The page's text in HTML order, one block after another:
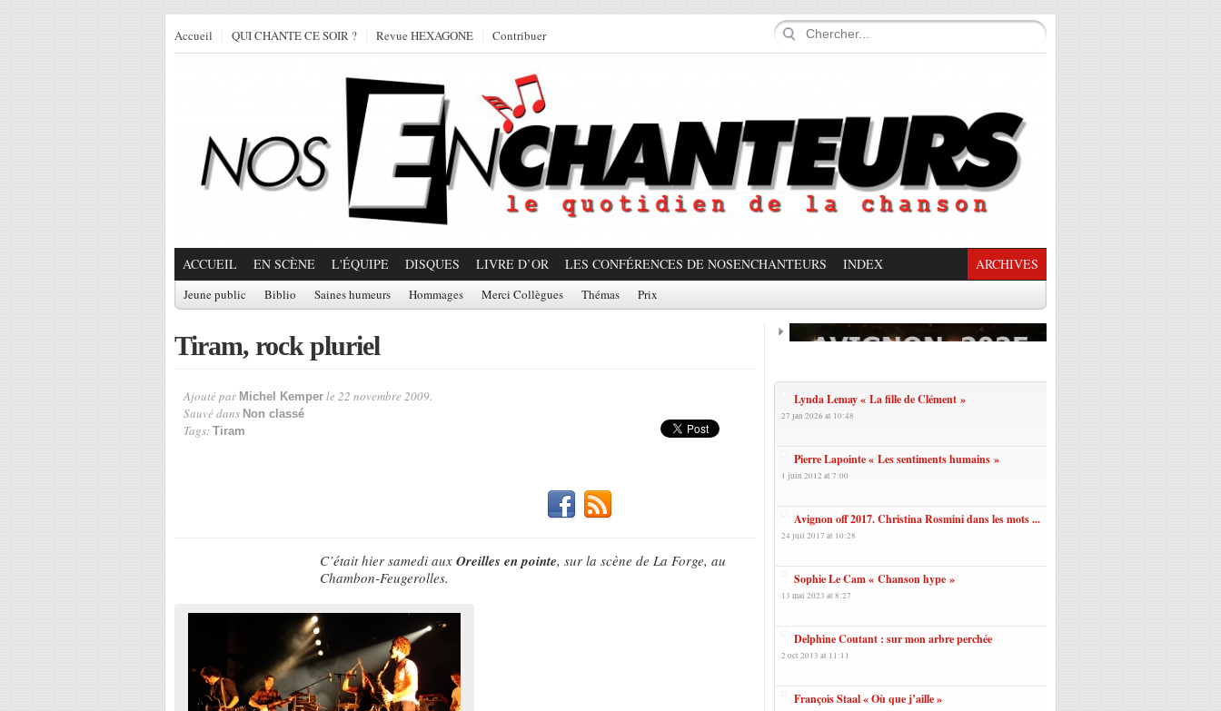
Accueil QUI CHANTE CE SOIR ? Revue HEXAGONE Contribuer
ACCUEIL EN SCÈNE L'ÉQUIPE DISQUES LIVRE D’OR LES CONFÉRENCES DE NOSENCHANTEURS INDEX ARCHIVES
Jeune public Biblio Saines humeurs Hommages Merci Collègues Thémas Prix
Tiram, rock pluriel
Ajouté par Michel Kemper le 22 novembre 2009.
Sauvé dans Non classé
Tags: Tiram
C’était hier samedi aux Oreilles en pointe, sur la scène de La Forge, au
Chambon-Feugerolles.
Lynda Lemay « La fille de Clément »
27 jan 2026 at 10:48
Pierre Lapointe « Les sentiments humains »
1 juin 2012 at 7:00
Avignon off 2017. Christina Rosmini dans les mots ...
24 juil 2017 at 10:28
Sophie Le Cam « Chanson hype »
13 mai 2023 at 8:27
Delphine Coutant : sur mon arbre perchée
2 oct 2013 at 11:11
François Staal « Où que j’aille »